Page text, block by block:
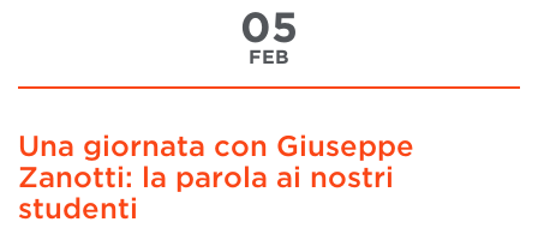
05
FEB
Una giornata con Giuseppe
Zanotti: la parola ai nostri
studenti